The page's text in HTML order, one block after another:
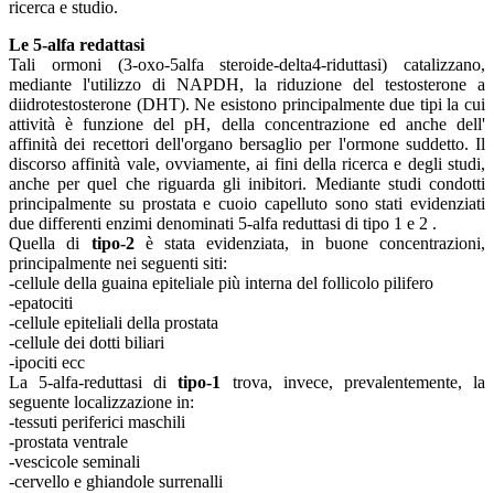
ricerca e studio.
Le 5-alfa redattasi
Tali ormoni (3-oxo-5alfa steroide-delta4-riduttasi) catalizzano,
mediante l'utilizzo di NAPDH, la riduzione del testosterone a
diidrotestosterone (DHT). Ne esistono principalmente due tipi la cui
attività è funzione del pH, della concentrazione ed anche dell'
affinità dei recettori dell'organo bersaglio per l'ormone suddetto. Il
discorso affinità vale, ovviamente, ai fini della ricerca e degli studi,
anche per quel che riguarda gli inibitori. Mediante studi condotti
principalmente su prostata e cuoio capelluto sono stati evidenziati
due differenti enzimi denominati 5-alfa reduttasi di tipo 1 e 2 .
Quella di tipo-2 è stata evidenziata, in buone concentrazioni,
principalmente nei seguenti siti:
-cellule della guaina epiteliale più interna del follicolo pilifero
-epatociti
-cellule epiteliali della prostata
-cellule dei dotti biliari
-ipociti ecc
La 5-alfa-reduttasi ditipo-1
trova, invece, prevalentemente, la
seguente localizzazione in:
-tessuti periferici maschili
-prostata ventrale
-vescicole seminali
-cervello e ghiandole surrenalli